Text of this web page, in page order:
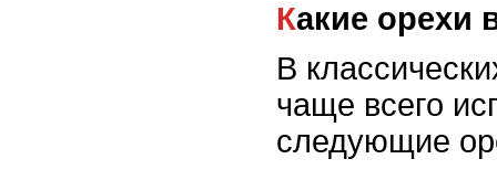
Какие
В
чаще всего
следующие